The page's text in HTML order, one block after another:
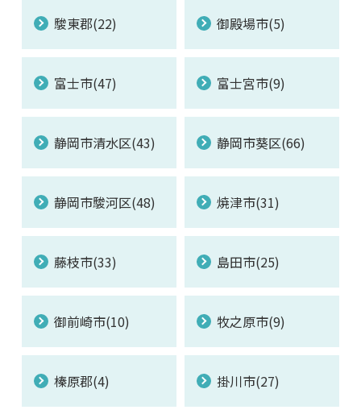
駿東郡(22) 御殿場市(5)
富士市(47) 富士宮市(9)
静岡市清水区(43) 静岡市葵区(66)
静岡市駿河区(48) 焼津市(31)
藤枝市(33) 島田市(25)
御前崎市(10) 牧之原市(9)
榛原郡(4) 掛川市(27)